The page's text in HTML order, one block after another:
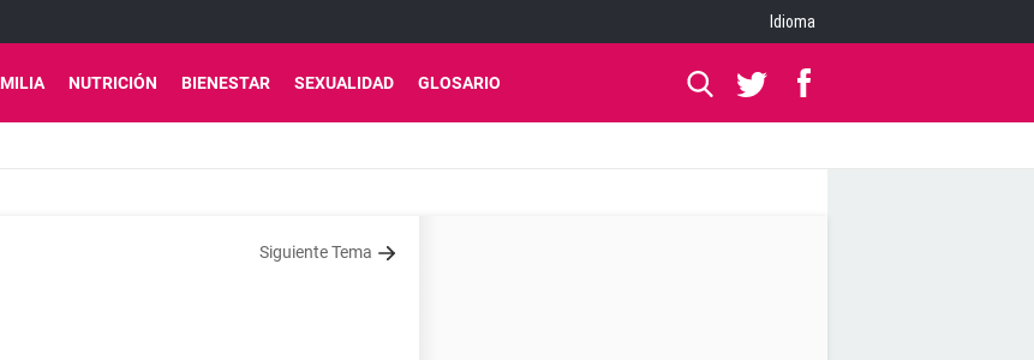
Idioma
NUTRICIÓN BIENESTAR SEXUALIDAD GLOSARIO
Siguiente Tema